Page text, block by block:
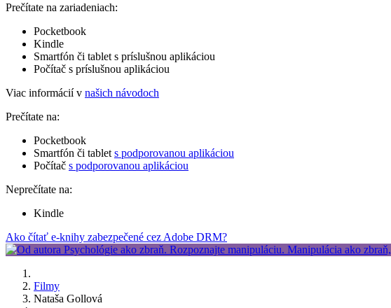
Prečítate na zariadeniach:
Pocketbook
Kindle
Smartfón či tablet s príslušnou aplikáciou
Počítač s príslušnou aplikáciou
Viac informácií v našich návodoch
Prečítate na:
Pocketbook
Smartfón či tablet s podporovanou aplikáciou
Počítač s podporovanou aplikáciou
Neprečítate na:
Kindle
Ako čítať e-knihy zabezpečené cez Adobe DRM?
Filmy
Nataša Gollová